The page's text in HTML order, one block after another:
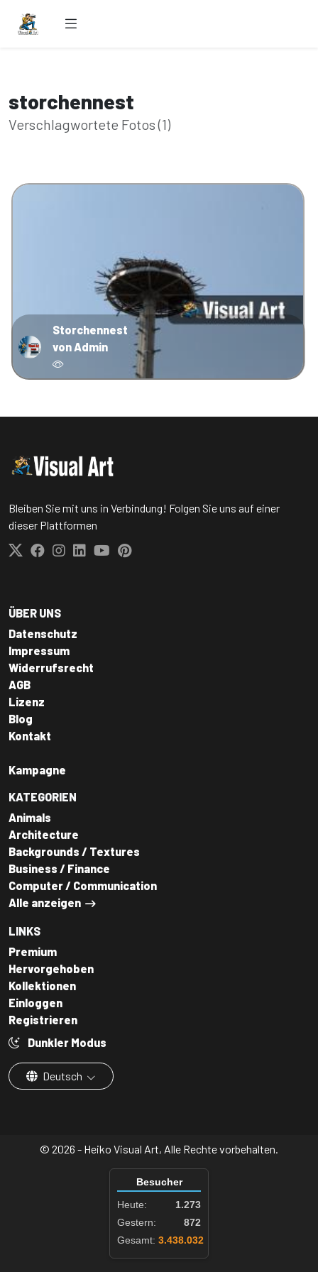
storchennest
Verschlagwortete Fotos (1)
Storchennest
von Admin
Bleiben Sie mit uns in Verbindung! Folgen Sie uns auf einer
dieser Plattformen
ÜBER UNS
Datenschutz
Impressum
Widerrufsrecht
AGB
Lizenz
Blog
Kontakt
Kampagne
KATEGORIEN
Animals
Architecture
Backgrounds / Textures
Business / Finance
Computer / Communication
Alle anzeigen
LINKS
Premium
Hervorgehoben
Kollektionen
Einloggen
Registrieren
Dunkler Modus
Deutsch
© 2026 - Heiko Visual Art, Alle Rechte vorbehalten.
Besucher
Heute:
1.273
Gestern:
872
Gesamt: 3.438.032